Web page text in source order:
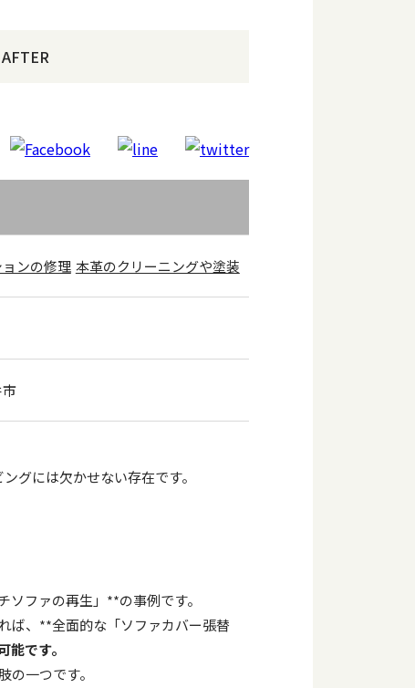
AFTER
ンの修理 本革のクリーニングや塗装
グには欠かせない存在です。
ファの再生」**の事例です。
ば、**全面的な「ソファカバー張替
です。
の一つです。